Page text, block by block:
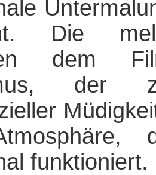
Die
dem
der
funktioniert.